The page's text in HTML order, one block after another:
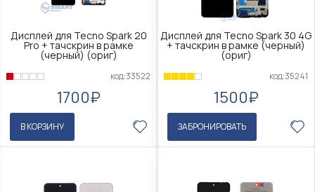
Дисплей для Tecno Spark 20
Pro + тачскрин в рамке
(черный) (ориг)
код:33522
1700₽
В КОРЗИНУ
Дисплей для Tecno Spark 30 4G
+ тачскрин в рамке (черный)
(ориг)
код:35241
1500₽
ЗАБРОНИРОВАТЬ